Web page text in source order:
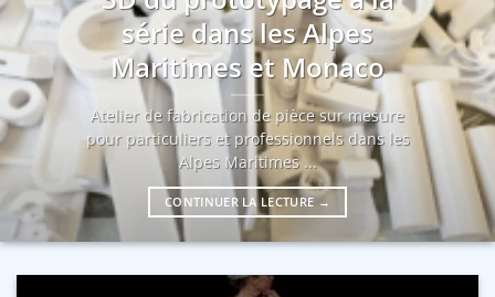
série dans les Alpes
Maritimes et Monaco
Atelier de fabrication de pièce sur mesure
pour particuliers et professionnels dans les
Alpes Maritimes ...
CONTINUER LA LECTURE →